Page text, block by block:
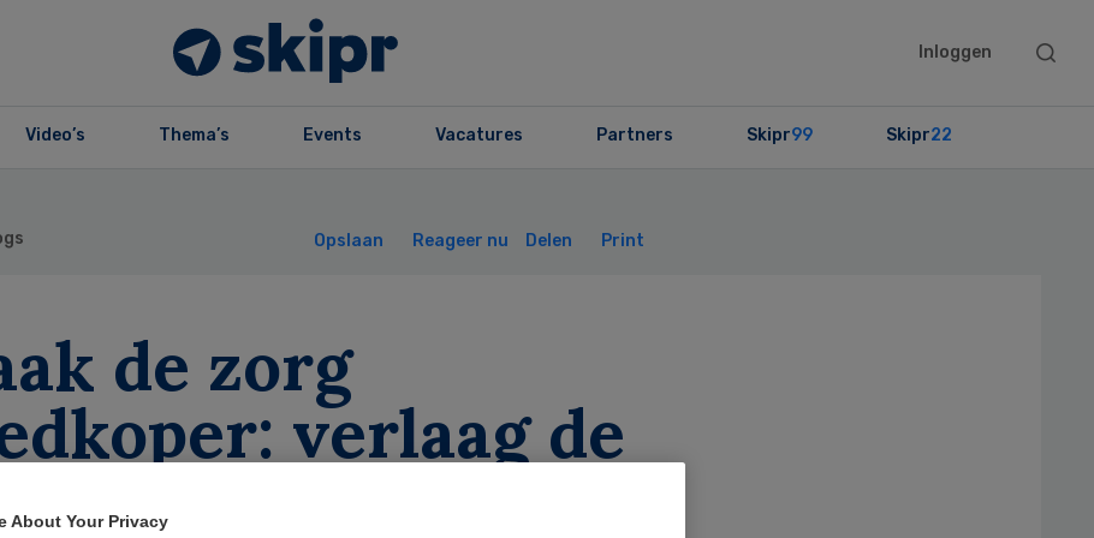
Inloggen
Search
Video’s Thema’s Events Vacatures Partners Skipr99 Skipr22
Opslaan Reageer nu Delen Print
de zorg
verlaag de
About Your Privacy